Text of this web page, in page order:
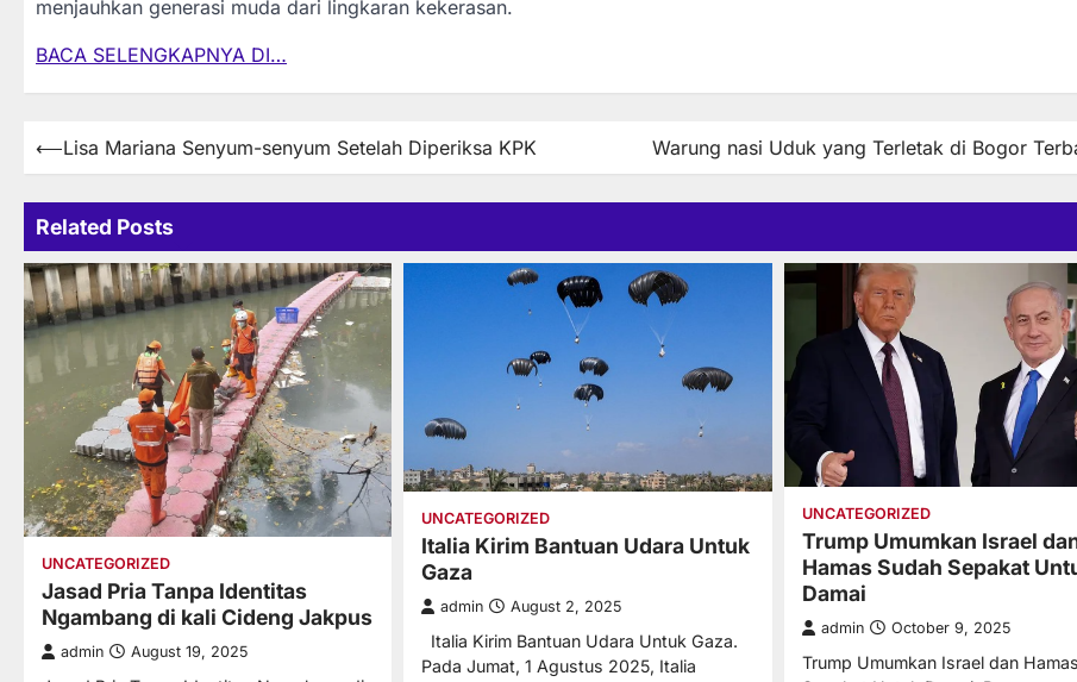
menjauhkan generasi muda dari lingkaran kekerasan.
BACA SELENGKAPNYA DI…
Post
⟵Lisa Mariana Senyum-senyum Setelah Diperiksa KPK Warung nasi Uduk yang Terletak di Bogor
Related Posts
UNCATEGORIZED
Jasad Pria Tanpa Identitas
Ngambang di kali Cideng Jakpus
admin August 19, 2025
UNCATEGORIZED
Italia Kirim Bantuan Udara Untuk
Gaza
admin August 2, 2025
Italia Kirim Bantuan Udara Untuk Gaza.
Pada Jumat, 1 Agustus 2025, Italia
UNCATEGORIZED
Trump Umumkan Israel
Hamas Sudah Sepakat
Damai
admin October 9, 2025
Trump Umumkan Israel dan